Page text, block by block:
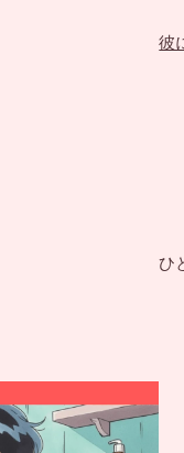
彼
ひ